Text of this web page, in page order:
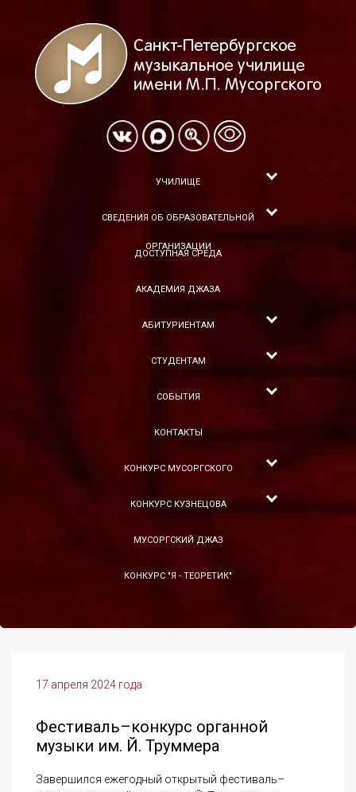
УЧИЛИЩЕ
СВЕДЕНИЯ ОБ ОБРАЗОВАТЕЛЬНОЙ
ОРГАНИЗАЦИИ
ДОСТУПНАЯ СРЕДА
АКАДЕМИЯ ДЖАЗА
АБИТУРИЕНТАМ
СТУДЕНТАМ
СОБЫТИЯ
КОНТАКТЫ
КОНКУРС МУСОРГСКОГО
КОНКУРС КУЗНЕЦОВА
МУСОРГСКИЙ ДЖАЗ
КОНКУРС "Я - ТЕОРЕТИК"
17 апреля 2024 года
Фестиваль–конкурс органной
музыки им. Й. Труммера
Завершился ежегодный открытый фестиваль–